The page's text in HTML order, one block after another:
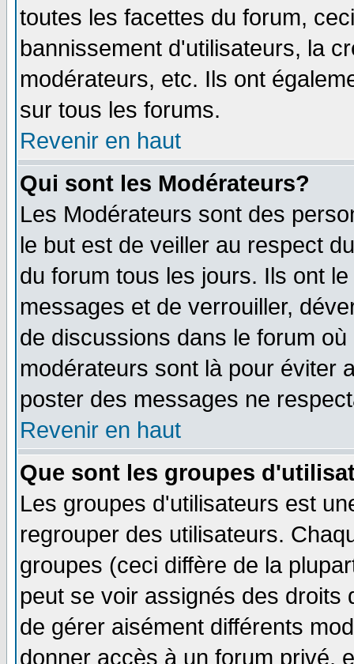
toutes les facettes du forum,
bannissement d'utilisateurs, la
modérateurs, etc. Ils ont
sur tous les forums.
Revenir en haut
Qui sont les Modérateurs?
Les Modérateurs sont des
le but est de veiller au respect
du forum tous les jours. Ils ont
messages et de verrouiller,
de discussions dans le forum
modérateurs sont là pour éviter
poster des messages ne
Revenir en haut
Que sont les groupes
Les groupes d'utilisateurs est
regrouper des utilisateurs.
groupes (ceci diffère de la
peut se voir assignés des
de gérer aisément différents
donner accès à un forum privé,